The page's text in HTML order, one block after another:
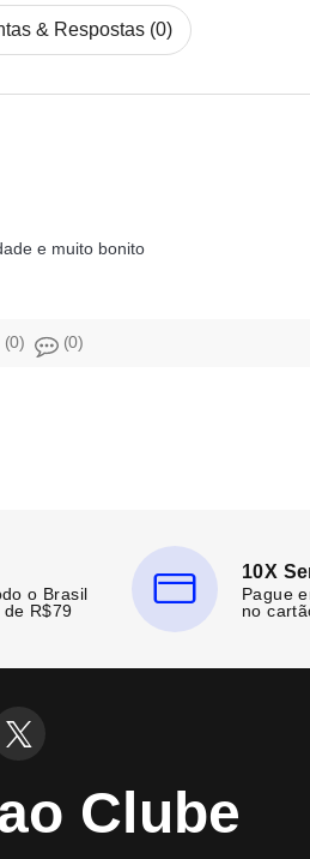
& Respostas (0)
e muito bonito
0 0
o Brasil
R$79
10X
Pague
no
Clube